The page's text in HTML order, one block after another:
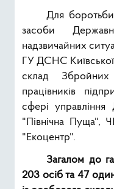
Для
засоби
надзвичайних
ГУ ДСНС Київської
склад
працівників
сфері
"Північна
"Екоцентр".
Загалом до
203 осіб та 47